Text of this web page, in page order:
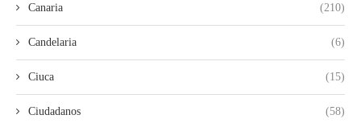
Canaria (210)
Candelaria (6)
Ciuca (15)
Ciudadanos (58)